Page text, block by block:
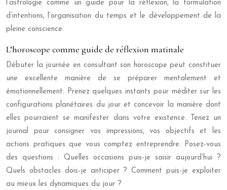
l’astrologie comme un guide pour la réflexion, la formulation
d’intentions, l’organisation du temps et le développement de la
pleine conscience.
L’horoscope comme guide de réflexion matinale
Débuter la journée en consultant son horoscope peut constituer
une excellente manière de se préparer mentalement et
émotionnellement. Prenez quelques instants pour méditer sur les
configurations planétaires du jour et concevoir la manière dont
elles pourraient se manifester dans votre existence. Tenez un
journal pour consigner vos impressions, vos objectifs et les
actions pratiques que vous comptez entreprendre. Posez-vous
des questions : Quelles occasions puis-je saisir aujourd’hui ?
Quels obstacles dois-je anticiper ? Comment puis-je exploiter
au mieux les dynamiques du jour ?